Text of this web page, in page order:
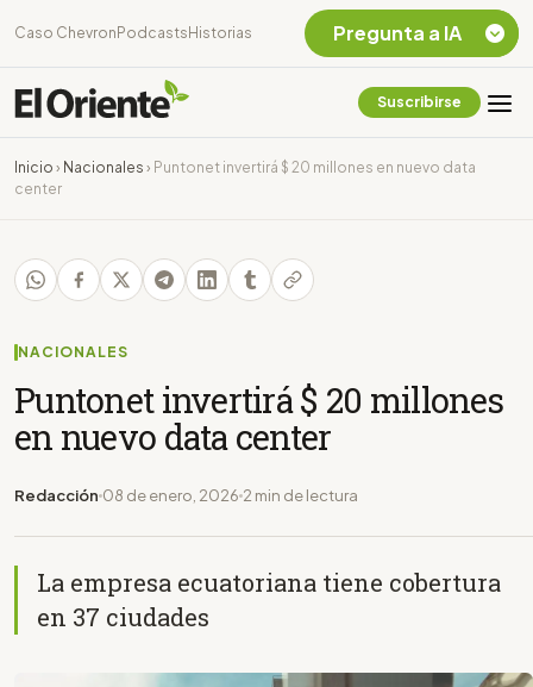
Caso Chevron Podcasts Historias
Suscribirse
Inicio › Nacionales › Puntonet invertirá $ 20 millones en nuevo data
center
NACIONALES
Puntonet invertirá $ 20 millones
en nuevo data center
Redacción 08 de enero, 2026 2 min de lectura
La empresa ecuatoriana tiene cobertura
en 37 ciudades
Pregunta a IA
Chevron Ecuador